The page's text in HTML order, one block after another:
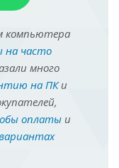
компьютера
часто
много
на ПКи
оплатыи